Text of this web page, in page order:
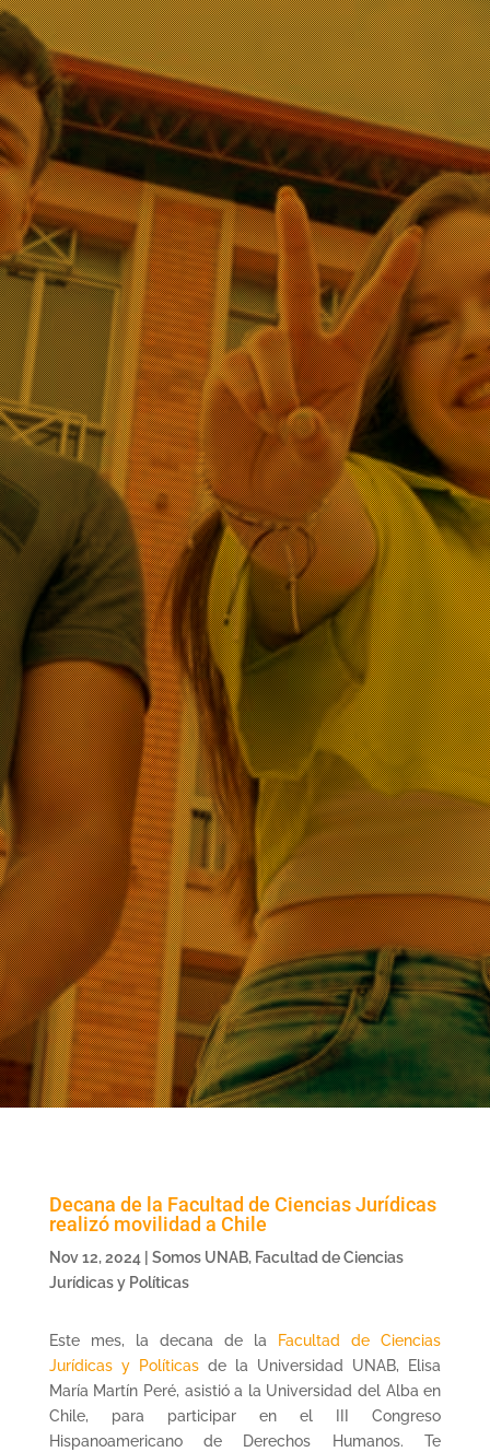
Decana de la Facultad de Ciencias Jurídicas
realizó movilidad a Chile
Nov 12, 2024| Somos UNAB, Facultad de Ciencias
Jurídicas y Políticas
Este mes, la decana de la
Facultad de Ciencias
Jurídicas y Políticasde la Universidad UNAB, Elisa
María Martín Peré, asistió a la Universidad del Alba en
Chile, para participar en el III Congreso
Hispanoamericano de Derechos Humanos. Te